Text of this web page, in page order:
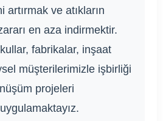
ve atıkların
en aza indirmektir.
fabrikalar, inşaat
müşterilerimizle işbirliği
projeleri